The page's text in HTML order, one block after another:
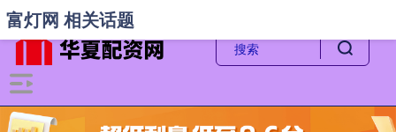
-->
富灯网 相关话题